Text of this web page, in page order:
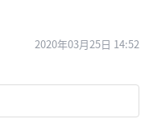
2020年03月25日 14:52